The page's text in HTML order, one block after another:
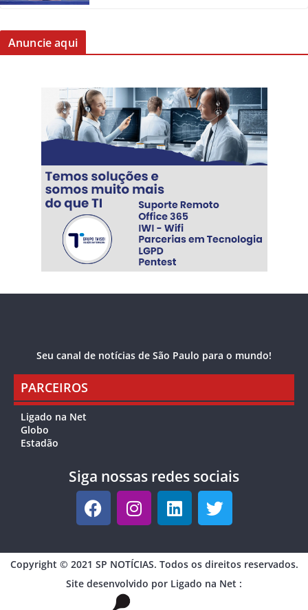
Anuncie aqui
Seu canal de notícias de São Paulo para o mundo!
PARCEIROS
Ligado na Net
Globo
Estadão
Siga nossas redes sociais
Copyright © 2021 SP NOTÍCIAS. Todos os direitos reservados.
Site desenvolvido por Ligado na Net :